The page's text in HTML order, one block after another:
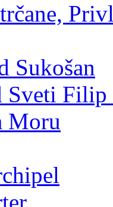
Sukošan
Sveti Filip
Moru